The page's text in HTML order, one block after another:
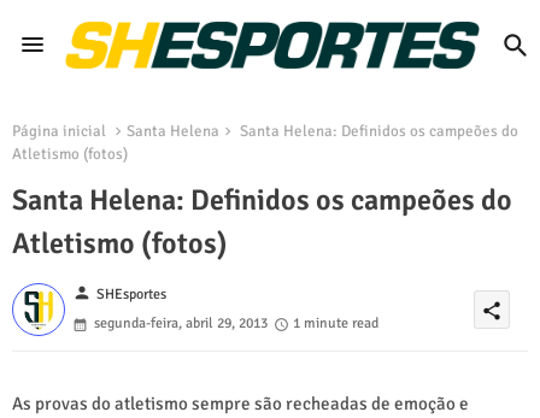
Página inicial Santa Helena
Santa Helena: Definidos os campeões do
Atletismo (fotos)
Santa Helena: Definidos os campeões do
Atletismo (fotos)
person SHEsportes
segunda-feira, abril 29, 2013
1 minute read
share
As provas do atletismo sempre são recheadas de emoção e